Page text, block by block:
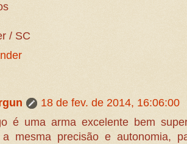
/ SC
18 de fev. de 2014, 16:06:00
é uma arma excelente bem
mesma precisão e autonomia,